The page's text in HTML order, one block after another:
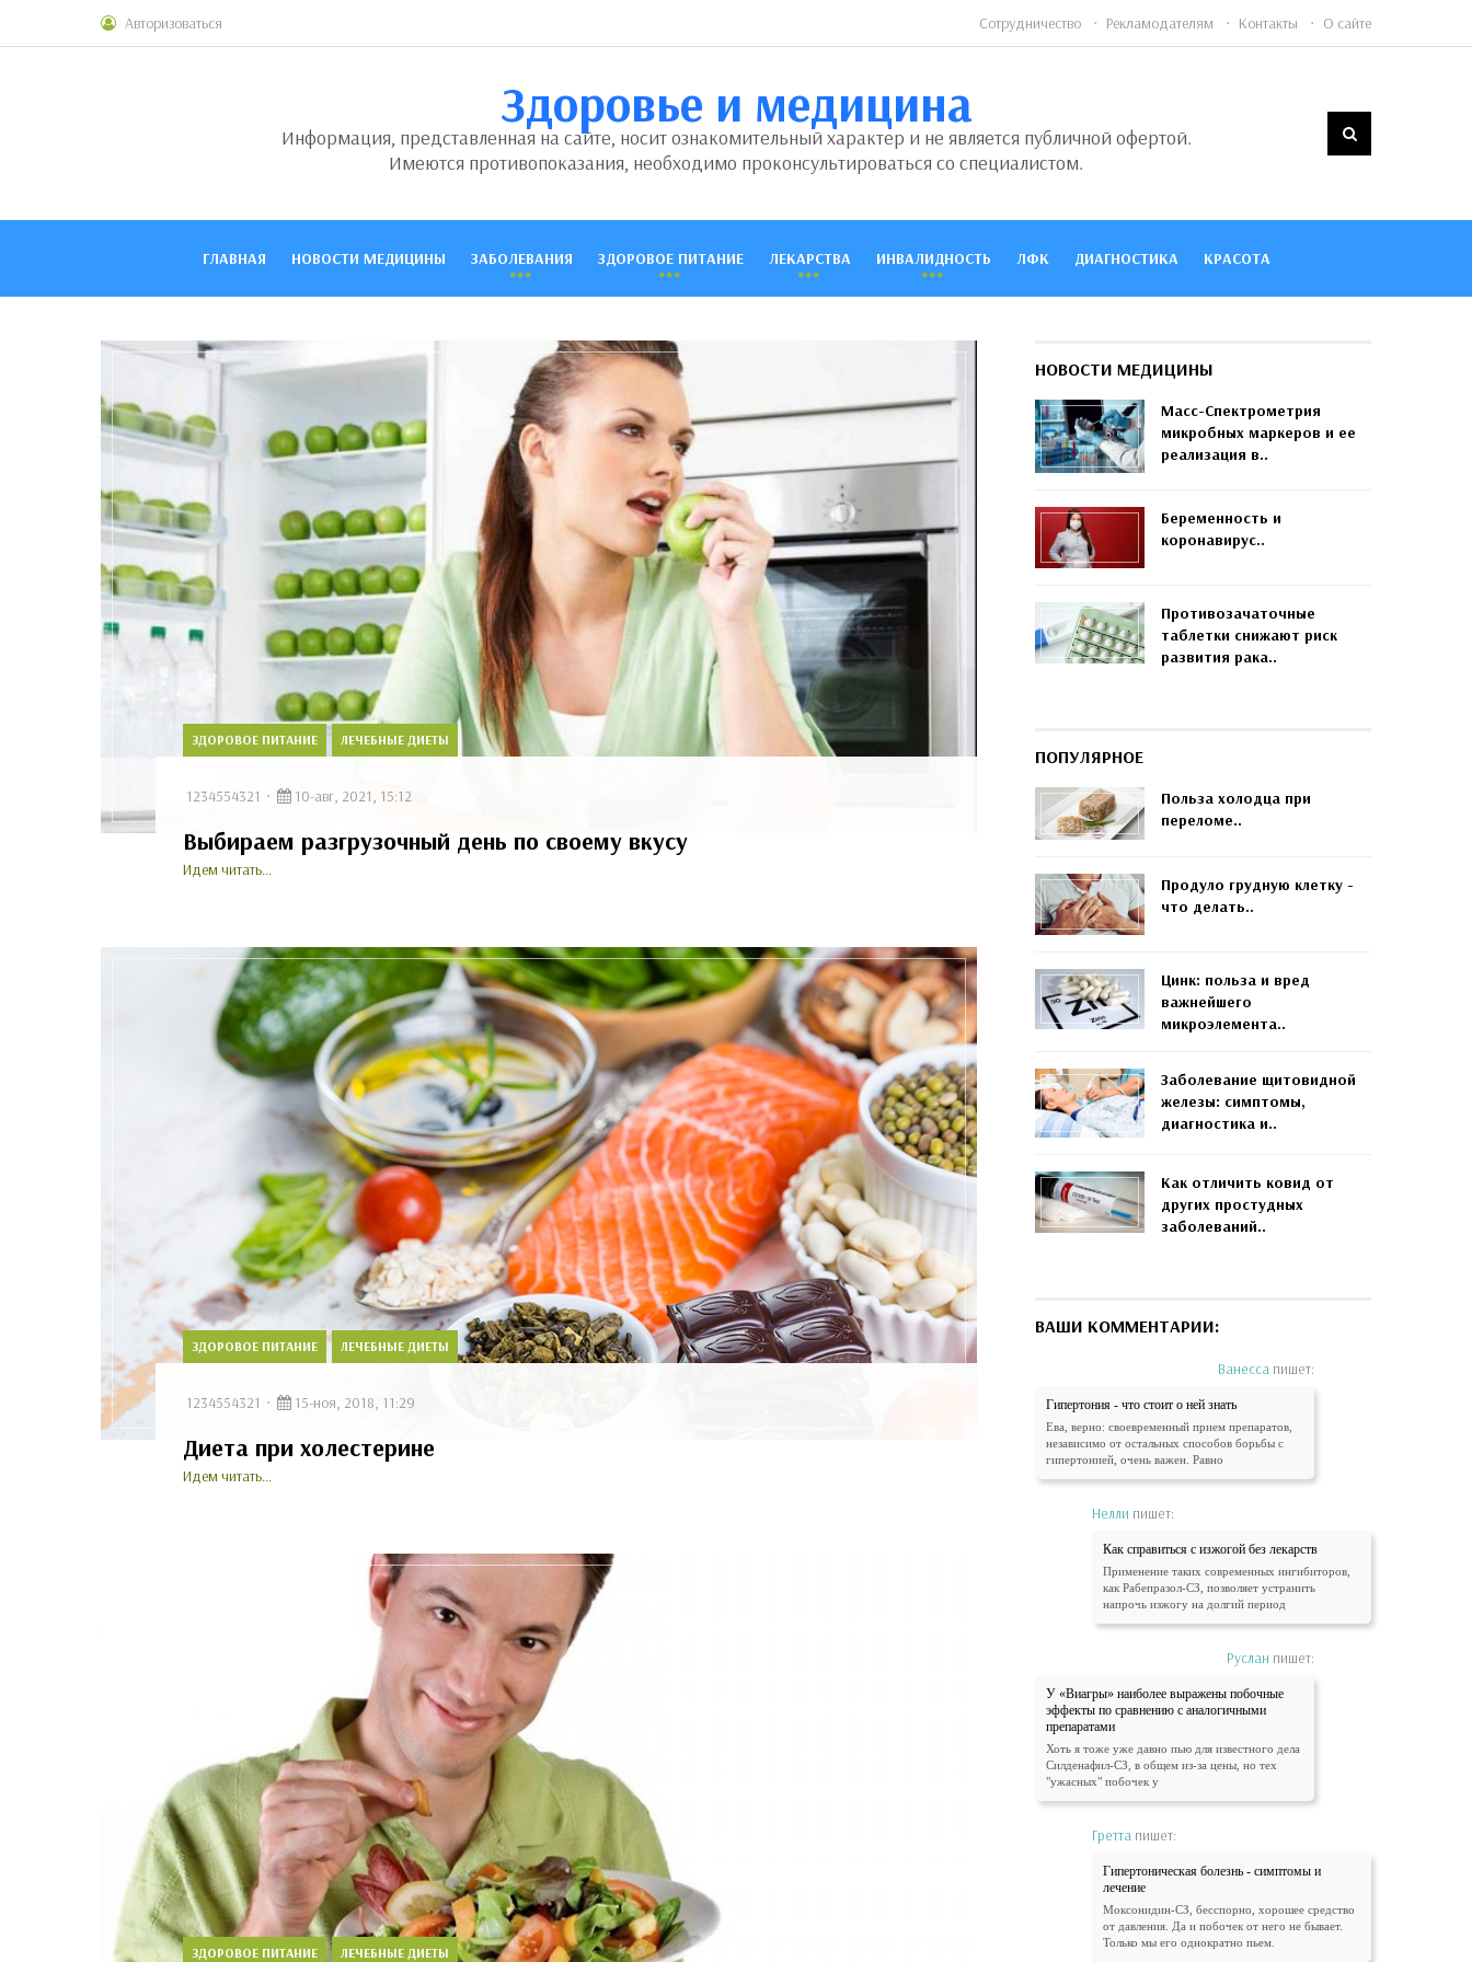
Авторизоваться Сотрудничество Рекламодателям Контакты О сайте
Здоровье и медицина
Информация, представленная на сайте, носит ознакомительный характер и не является публичной офертой.
Имеются противопоказания, необходимо проконсультироваться со специалистом.
ГЛАВНАЯ НОВОСТИ МЕДИЦИНЫ ЗАБОЛЕВАНИЯ ЗДОРОВОЕ ПИТАНИЕ ЛЕКАРСТВА ИНВАЛИДНОСТЬ ЛФК ДИАГНОСТИКА КРАСОТА
ЗДОРОВОЕ ПИТАНИЕ ЛЕЧЕБНЫЕ ДИЕТЫ
1234554321 10-авг, 2021, 15:12
Выбираем разгрузочный день по своему вкусу
Идем читать...
ЗДОРОВОЕ ПИТАНИЕ ЛЕЧЕБНЫЕ ДИЕТЫ
1234554321 15-ноя, 2018, 11:29
Диета при холестерине
Идем читать...
ЗДОРОВОЕ ПИТАНИЕ ЛЕЧЕБНЫЕ ДИЕТЫ
НОВОСТИ МЕДИЦИНЫ
Масс-Спектрометрия
микробных маркеров и ее
реализация в..
Беременность и
коронавирус..
Противозачаточные
таблетки снижают риск
развития рака..
ПОПУЛЯРНОЕ
Польза холодца при
переломе..
Продуло грудную клетку -
что делать..
Цинк: польза и вред
важнейшего
микроэлемента..
Заболевание щитовидной
железы: симптомы,
диагностика и..
Как отличить ковид от
других простудных
заболеваний..
ВАШИ КОММЕНТАРИИ:
Ванесса пишет:
Гипертония - что стоит о ней знать
Ева, верно: своевременный прием препаратов,
независимо от остальных способов борьбы с
гипертонией, очень важен. Равно
Нелли пишет:
Как справиться с изжогой без лекарств
Применение таких современных ингибиторов,
как Рабепразол-СЗ, позволяет устранить
напрочь изжогу на долгий период
Руслан пишет:
У «Виагры» наиболее выражены побочные
эффекты по сравнению с аналогичными
препаратами
Хоть я тоже уже давно пью для известного дела
Силденафил-СЗ, в общем из-за цены, но тех
"ужасных" побочек у
Гретта пишет:
Гипертоническая болезнь - симптомы и
лечение
Моксонидин-СЗ, бесспорно, хорошее средство
от давления. Да и побочек от него не бывает.
Только мы его однократно пьем.